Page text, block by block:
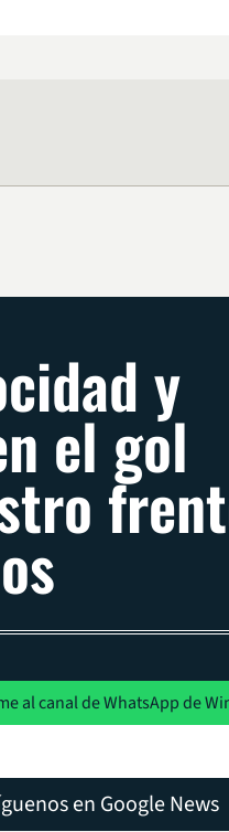
y
el gol
al canal de WhatsApp de
en Google News